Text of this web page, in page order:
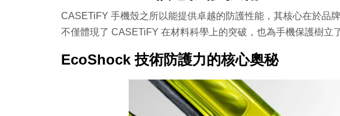
5. CASETiFY x STAR WARS 星戰傳奇系列
6. CASETiFY x Andy Warhol 普普藝術經典系列
8. CASETiFY x BMW 奢華動感系列
CASETiFY 手機殼之所以能提供卓越的防護性能，其核心在於品
不僅體現了 CASETiFY 在材料科學上的突破，也為手機保護樹立
EcoShock 技術防護力的核心奧秘